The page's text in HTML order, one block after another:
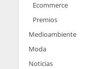
Ecommerce
Premios
Medioambiente
Moda
Noticias